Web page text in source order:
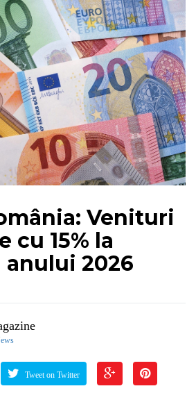
Venituri
cu 15% la
2026
Tweet on Twitter